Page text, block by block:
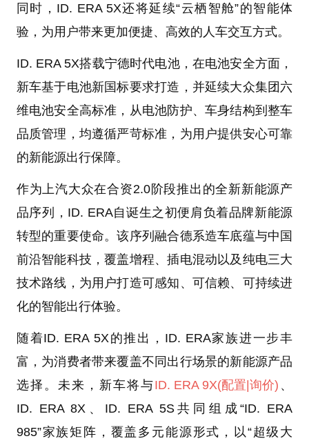
同时，ID. ERA 5X还将延续“云栖智舱”的智能体
验，为用户带来更加便捷、高效的人车交互方式。
ID. ERA 5X搭载宁德时代电池，在电池安全方面，
新车基于电池新国标要求打造，并延续大众集团六
维电池安全高标准，从电池防护、车身结构到整车
品质管理，均遵循严苛标准，为用户提供安心可靠
的新能源出行保障。
作为上汽大众在合资2.0阶段推出的全新新能源产
品序列，ID. ERA自诞生之初便肩负着品牌新能源
转型的重要使命。该序列融合德系造车底蕴与中国
前沿智能科技，覆盖增程、插电混动以及纯电三大
技术路线，为用户打造可感知、可信赖、可持续进
化的智能出行体验。
随着ID. ERA 5X的推出，ID. ERA家族进一步丰
富，为消费者带来覆盖不同出行场景的新能源产品
选择。未来，新车将与ID. ERA 9X(配置|询价) 、
ID. ERA 8X、ID. ERA 5S共同组成“ID. ERA
985”家族矩阵，覆盖多元能源形式，以“超级大